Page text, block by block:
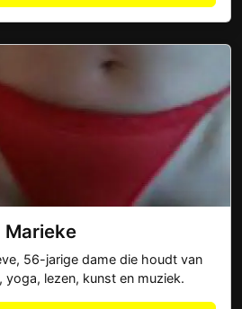
Marieke
56-jarige dame die houdt van
yoga, lezen, kunst en muziek.